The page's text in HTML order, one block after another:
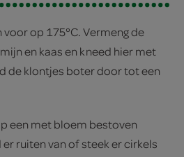
op 175°C. Vermeng de
en kaas en kneed hier met
de klontjes boter door tot een
een met bloem bestoven
ruiten van of steek er cirkels